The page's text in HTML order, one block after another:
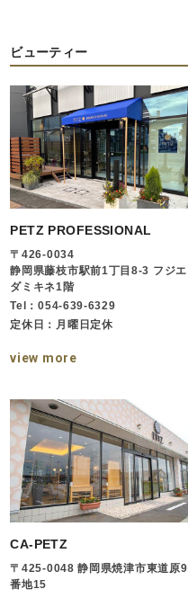
ビューティー
PETZ PROFESSIONAL
〒426-0034
静岡県藤枝市駅前1丁目8-3 フジエ
ダミキネ1階
Tel：054-639-6329
定休日：月曜日定休
view more
CA-PETZ
〒425-0048 静岡県焼津市東道原9
番地15